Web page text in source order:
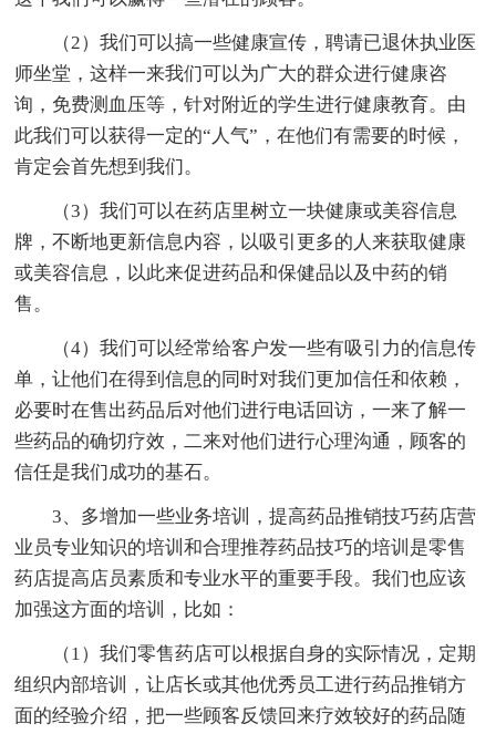
（2）我们可以搞一些健康宣传，聘请已退休执业医
师坐堂，这样一来我们可以为广大的群众进行健康咨
询，免费测血压等，针对附近的学生进行健康教育。由
此我们可以获得一定的“人气”，在他们有需要的时候，
肯定会首先想到我们。
（3）我们可以在药店里树立一块健康或美容信息
牌，不断地更新信息内容，以吸引更多的人来获取健康
或美容信息，以此来促进药品和保健品以及中药的销
售。
（4）我们可以经常给客户发一些有吸引力的信息传
单，让他们在得到信息的同时对我们更加信任和依赖，
必要时在售出药品后对他们进行电话回访，一来了解一
些药品的确切疗效，二来对他们进行心理沟通，顾客的
信任是我们成功的基石。
3、多增加一些业务培训，提高药品推销技巧药店营
业员专业知识的培训和合理推荐药品技巧的培训是零售
药店提高店员素质和专业水平的重要手段。我们也应该
加强这方面的培训，比如：
（1）我们零售药店可以根据自身的实际情况，定期
组织内部培训，让店长或其他优秀员工进行药品推销方
面的经验介绍，把一些顾客反馈回来疗效较好的药品随